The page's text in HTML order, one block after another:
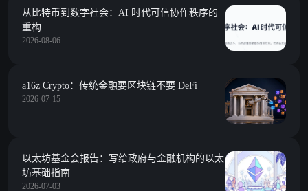
从比特币到数字社会：AI 时代可信协作秩序的
重构
2026-08-06
a16z Crypto：传统金融要区块链不要 DeFi
2026-07-15
以太坊基金会报告：写给政府与金融机构的以太
坊基础指南
2026-07-03